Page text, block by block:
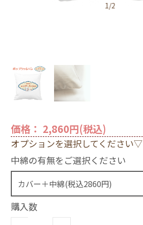
1/2
価格： 2,860円(税込)
オプションを選択してください▽
中綿の有無をご選択ください
購入数